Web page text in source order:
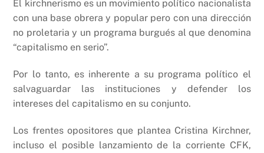
El kirchnerismo es un movimiento político nacionalista
con una base obrera y popular pero con una dirección
no proletaria y un programa burgués al que denomina
“capitalismo en serio”.
Por lo tanto, es inherente a su programa político el
salvaguardar las instituciones y defender los
intereses del capitalismo en su conjunto.
Los frentes opositores que plantea Cristina Kirchner,
incluso el posible lanzamiento de la corriente CFK,